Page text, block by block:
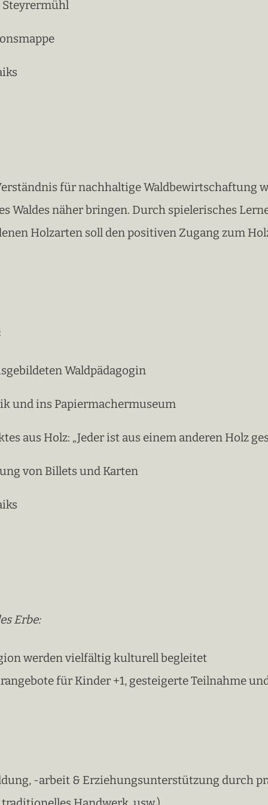
für nachhaltige Waldbewirtschaftung
Waldes näher bringen. Durch spielerisches
Holzarten soll den positiven Zugang zum
Waldpädagogin
und ins Papiermachermuseum
aus Holz: „Jeder ist aus einem anderen Holz
von Billets und Karten
Erbe:
werden vielfältig kulturell begleitet
für Kinder +1, gesteigerte Teilnahme
-arbeit & Erziehungsunterstützung durch